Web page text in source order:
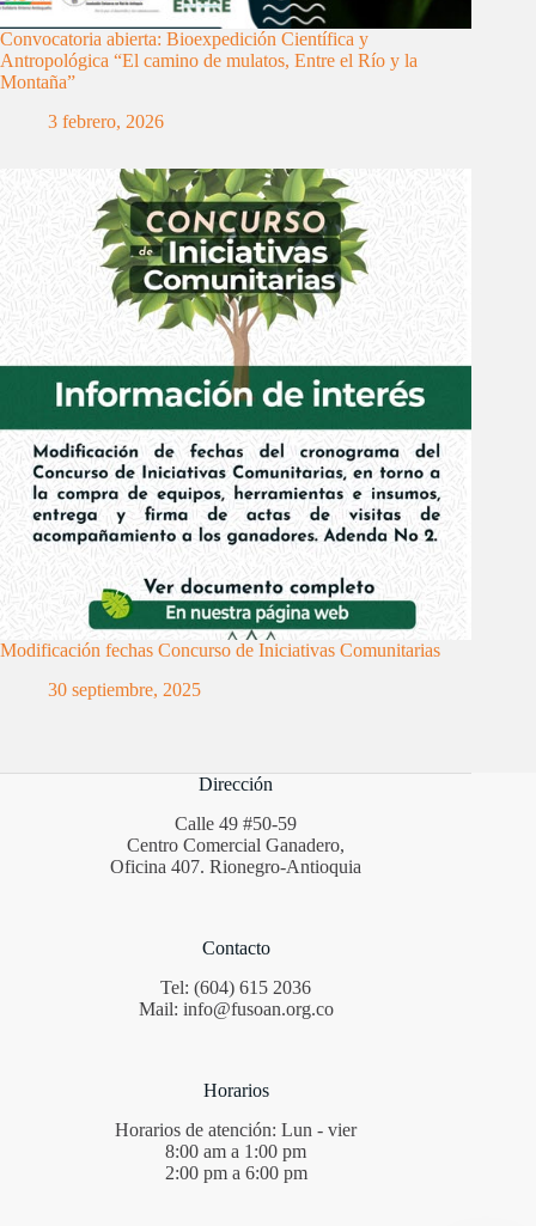
Convocatoria abierta: Bioexpedición Científica y
Antropológica “El camino de mulatos, Entre el Río y la
Montaña”
3 febrero, 2026
Modificación fechas Concurso de Iniciativas Comunitarias
30 septiembre, 2025
Dirección
Calle 49 #50-59
Centro Comercial Ganadero,
Oficina 407. Rionegro-Antioquia
Contacto
Tel: (604) 615 2036
Mail: info@fusoan.org.co
Horarios
Horarios de atención: Lun - vier
8:00 am a 1:00 pm
2:00 pm a 6:00 pm